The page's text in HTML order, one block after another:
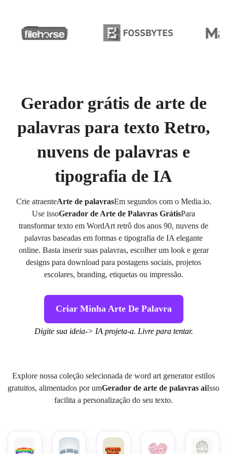
Gerador grátis de arte de
palavras para texto Retro,
nuvens de palavras e
tipografia de IA
Crie atraenteArte de palavrasEm segundos com o Media.io.
Use issoGerador de Arte de Palavras GrátisPara
transformar texto em WordArt retrô dos anos 90, nuvens de
palavras baseadas em formas e tipografia de IA elegante
online. Basta inserir suas palavras, escolher um look e gerar
designs para download para postagens sociais, projetos
escolares, branding, etiquetas ou impressão.
Criar Minha Arte De Palavra
Digite sua ideia-> IA projeta-a. Livre para tentar.
Explore nossa coleção selecionada de word art generator estilos
gratuitos, alimentados por umGerador de arte de palavras aiIsso
facilita a personalização do seu texto.